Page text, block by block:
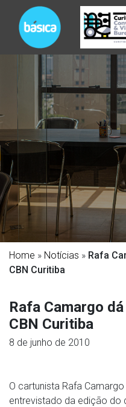
Home » Notícias » Rafa
CBN Curitiba
Rafa Camargo
CBN Curitiba
8 de junho de 2010
O cartunista Rafa
entrevistado da edição do